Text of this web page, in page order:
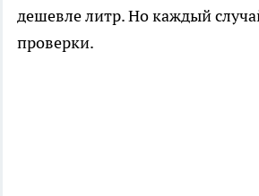
дешевле литр. Но каждый
проверки.